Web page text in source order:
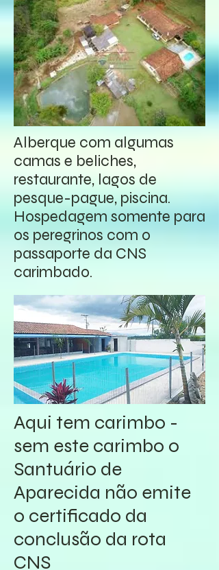
Alberque com algumas
camas e beliches,
restaurante, lagos de
pesque-pague, piscina.
Hospedagem somente para
os peregrinos com o
passaporte da CNS
carimbado.
Aqui tem carimbo -
sem este carimbo o
Santuário de
Aparecida não emite
o certificado da
conclusão da rota
CNS